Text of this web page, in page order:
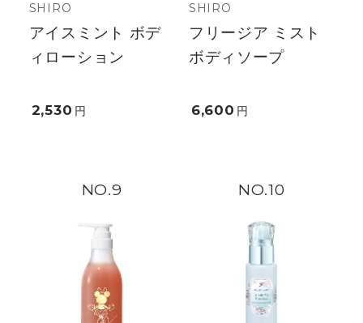
SHIRO
アイスミント ボデ
ィローション
2,530 円
SHIRO
フリージア ミスト
ボディソープ
6,600 円
9 10